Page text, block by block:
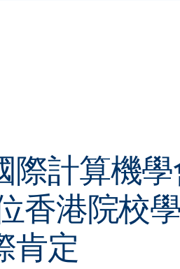
際計算機
香港院校
肯定